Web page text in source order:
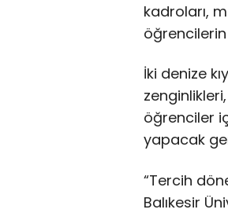
kadroları,
İki denize
öğrenciler
yapacak
“Tercih
Balıkesir